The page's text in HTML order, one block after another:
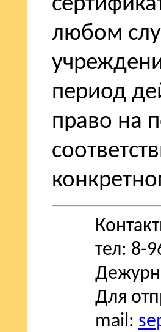
любом
период
право на
тел: 8-
Для
mail: